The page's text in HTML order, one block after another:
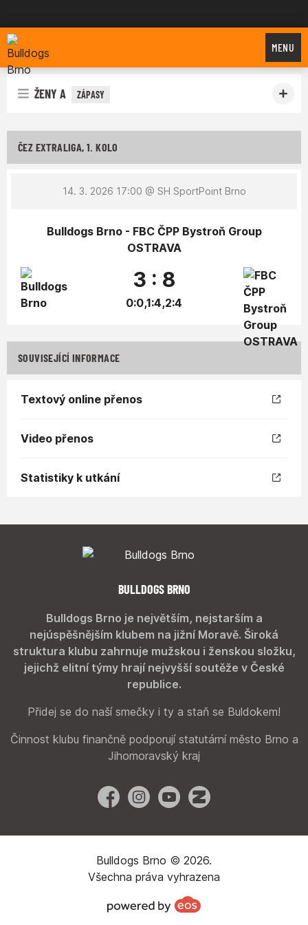
Bulldogs Brno
MENU
ŽENY A ZÁPASY
ČEZ EXTRALIGA, 1. KOLO
14. 3. 2026 17:00 @ SH SportPoint Brno
Bulldogs Brno - FBC ČPP Bystroň Group
OSTRAVA
3 : 8
0:0,1:4,2:4
SOUVISEJÍCÍ INFORMACE
Textový online přenos
Video přenos
Statistiky k utkání
BULLDOGS BRNO
Bulldogs Brno je největším, nejstarším a
nejúspěšnějším klubem na jižní Moravě. Široká
struktura klubu zahrnuje mužskou i ženskou složku,
jejichž elitní týmy hrají nejvyšší soutěže v České
republice.
Přidej se do naší smečky i ty a staň se Buldokem!
Činnost klubu finančně podporují statutární město Brno a
Jihomoravský kraj
FacebookInstagramYouTubeZonerama
Bulldogs Brno © 2026.
Všechna práva vyhrazena